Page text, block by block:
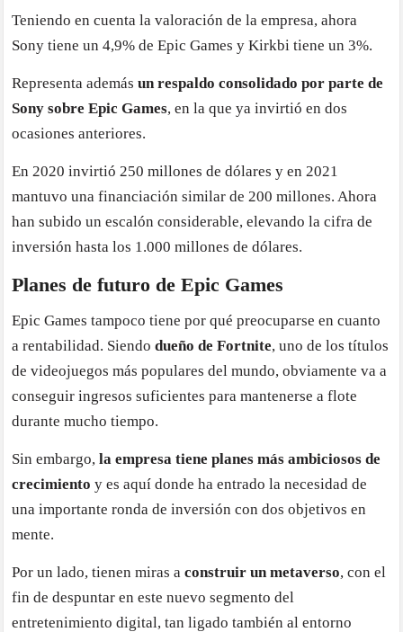
Teniendo en cuenta la valoración de la empresa, ahora
Sony tiene un 4,9% de Epic Games y Kirkbi tiene un 3%.
Representa ademásun respaldo consolidado por parte de
Sony sobre Epic Games, en la que ya invirtió en dos
ocasiones anteriores.
En 2020 invirtió 250 millones de dólares y en 2021
mantuvo una financiación similar de 200 millones. Ahora
han subido un escalón considerable, elevando la cifra de
inversión hasta los 1.000 millones de dólares.
Planes de futuro de Epic Games
Epic Games tampoco tiene por qué preocuparse en cuanto
a rentabilidad. Siendodueño de Fortnite, uno de los títulos
de videojuegos más populares del mundo, obviamente va a
conseguir ingresos suficientes para mantenerse a flote
durante mucho tiempo.
Sin embargo,la empresa tiene planes más ambiciosos de
crecimiento y es aquí donde ha entrado la necesidad de
una importante ronda de inversión con dos objetivos en
mente.
Por un lado, tienen miras aconstruir un metaverso, con el
fin de despuntar en este nuevo segmento del
entretenimiento digital, tan ligado también al entorno